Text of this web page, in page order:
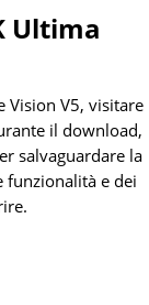
Ultima
Vision V5, visitare
il download,
salvaguardare la
funzionalità e dei